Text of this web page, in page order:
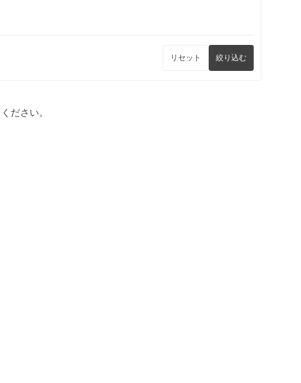
リセット 絞り込む
ださい。